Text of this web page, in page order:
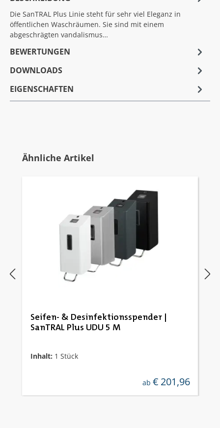
Die SanTRAL Plus Linie steht für sehr viel Eleganz in
öffentlichen Waschräumen. Sie sind mit einem
abgeschrägten vandalismus…
BEWERTUNGEN
DOWNLOADS
EIGENSCHAFTEN
Produktgalerie überspringen
Ähnliche Artikel
Seifen- & Desinfektionsspender |
SanTRAL Plus UDU 5 M
Inhalt: 1 Stück
regulärer preis:
ab € 201,96